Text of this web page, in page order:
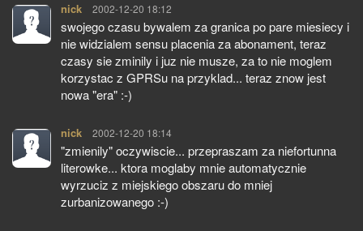
nick pisze:
2002-12-20 18:12
swojego czasu bywalem za granica po pare miesiecy i
nie widzialem sensu placenia za abonament, teraz
czasy sie zminily i juz nie musze, za to nie moglem
korzystac z GPRSu na przyklad... teraz znow jest
nowa "era" :-)
nick pisze:
2002-12-20 18:14
"zmienily" oczywiscie... przepraszam za niefortunna
literowke... ktora moglaby mnie automatycznie
wyrzuciz z miejskiego obszaru do mniej
zurbanizowanego :-)